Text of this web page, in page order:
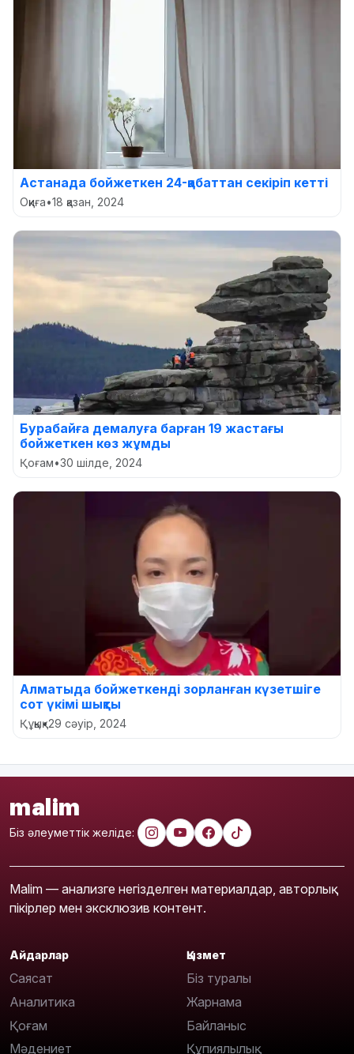
Астанада бойжеткен 24-қабаттан секіріп кетті
Оқиға•18 қазан, 2024
Бурабайға демалуға барған 19 жастағы
бойжеткен көз жұмды
Қоғам•30 шілде, 2024
Алматыда бойжеткенді зорланған күзетшіге
сот үкімі шықты
Құқық•29 сәуір, 2024
malim
Біз әлеуметтік желіде:
Malim — анализге негізделген материалдар, авторлық
пікірлер мен эксклюзив контент.
Айдарлар
Саясат
Аналитика
Қоғам
Мәдениет
Қызмет
Біз туралы
Жарнама
Байланыс
Құпиялылық